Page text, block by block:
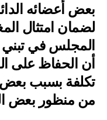
بعض أعضائه
لضمان امتثال
المجلس في تبني
أن الحفاظ على
تكلفة بسبب بعض
من منظور بعض